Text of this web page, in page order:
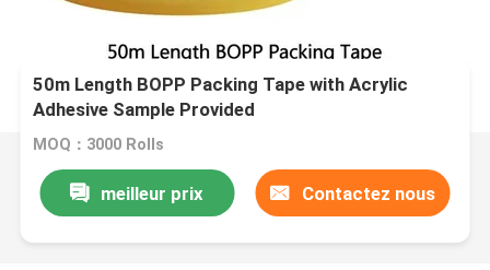
50m Length BOPP Packing Tape with Acrylic
Adhesive Sample Provided
MOQ：3000 Rolls
meilleur prix Contactez nous